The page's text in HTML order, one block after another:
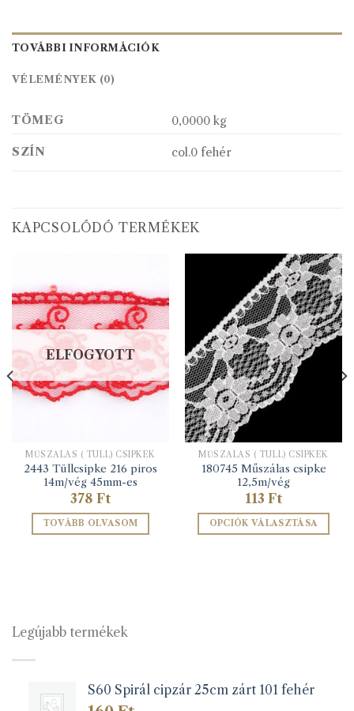
TOVÁBBI INFORMÁCIÓK
VÉLEMÉNYEK (0)
TÖMEG 0,0000 kg
SZÍN col.0 fehér
KAPCSOLÓDÓ TERMÉKEK
ELFOGYOTT
MŰSZÁLAS ( TÜLL) CSIPKÉK
2443 Tüllcsipke 216 piros
14m/vég 45mm-es
378 Ft
TOVÁBB OLVASOM
MŰSZÁLAS ( TÜLL) CSIPKÉK
180745 Műszálas csipke
12,5m/vég
113 Ft
OPCIÓK VÁLASZTÁSA
termékoldalon
Legújabb termékek
S60 Spirál cipzár 25cm zárt 101 fehér